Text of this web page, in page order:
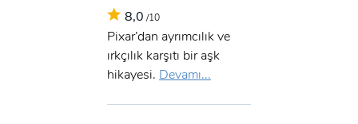
8,0 /10
Pixar’dan ayrımcılık ve
ırkçılık karşıtı bir aşk
hikayesi. Devamı...